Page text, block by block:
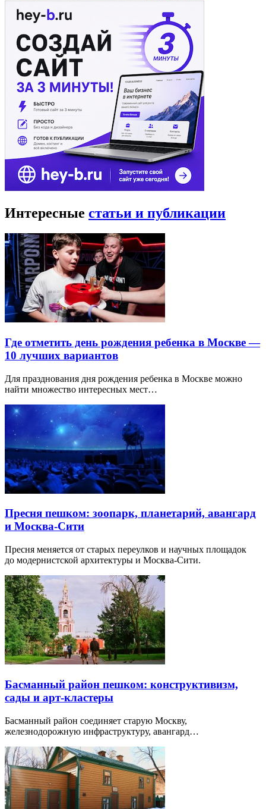
Интересные статьи и публикации
Где отметить день рождения ребенка в Москве —
10 лучших вариантов
Для празднования дня рождения ребенка в Москве можно
найти множество интересных мест…
Пресня пешком: зоопарк, планетарий, авангард
и Москва-Сити
Пресня меняется от старых переулков и научных площадок
до модернистской архитектуры и Москва-Сити.
Басманный район пешком: конструктивизм,
сады и арт-кластеры
Басманный район соединяет старую Москву,
железнодорожную инфраструктуру, авангард…